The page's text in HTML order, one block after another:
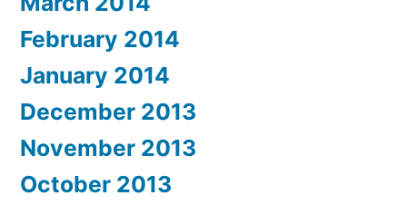
February 2014
January 2014
December 2013
November 2013
October 2013